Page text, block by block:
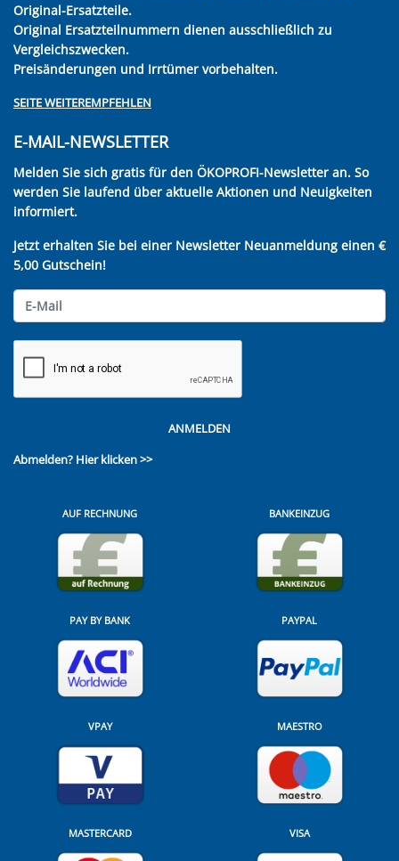
Original-Ersatzteile.
Original Ersatzteilnummern dienen ausschließlich zu
Vergleichszwecken.
Preisänderungen und Irrtümer vorbehalten.
SEITE WEITEREMPFEHLEN
E-MAIL-NEWSLETTER
Melden Sie sich gratis für den ÖKOPROFI-Newsletter an. So
werden Sie laufend über aktuelle Aktionen und Neuigkeiten
informiert.
Jetzt erhalten Sie bei einer Newsletter Neuanmeldung einen €
5,00 Gutschein!
ANMELDEN
Abmelden? Hier klicken >>
AUF RECHNUNG BANKEINZUG
PAY BY BANK PAYPAL
VPAY MAESTRO
MASTERCARD VISA